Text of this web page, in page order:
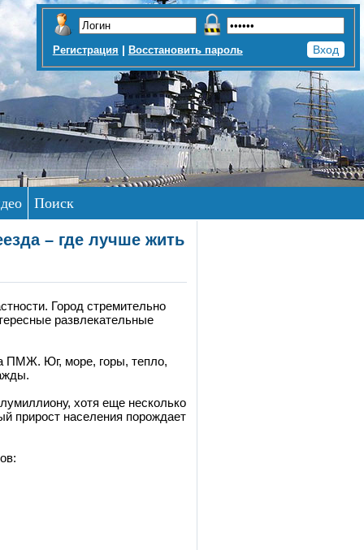
Регистрация | Восстановить пароль
Поиск
– где лучше жить
Город стремительно
развлекательные
ПМЖ. Юг, море, горы, тепло,
хотя еще несколько
прирост населения порождает